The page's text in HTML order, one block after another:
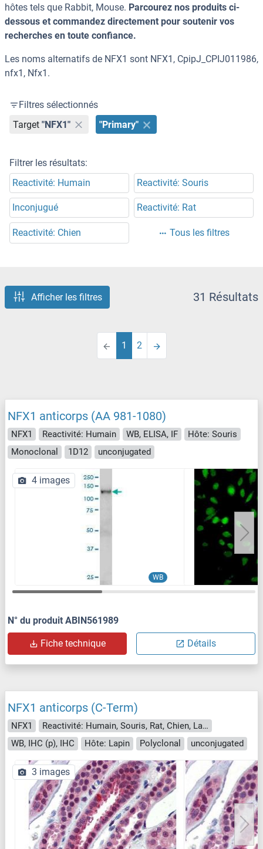
hôtes tels que Rabbit, Mouse. Parcourez nos produits ci-
dessous et commandez directement pour soutenir vos
recherches en toute confiance.
Les noms alternatifs de NFX1 sont NFX1, CpipJ_CPIJ011986,
nfx1, Nfx1.
Filtres sélectionnés
Target "NFX1" "Primary"
Filtrer les résultats:
Reactivité: Humain
Reactivité: Souris
Inconjugué Reactivité: Rat
Reactivité: Chien Tous les filtres
Afficher les filtres 31 Résultats
1 2
NFX1 anticorps (AA 981-1080)
NFX1 Reactivité: Humain WB, ELISA, IF
Hôte: Souris
Monoclonal
1D12 unconjugated
WB
4 images
N° du produit ABIN561989
Fiche technique Détails
NFX1 anticorps (C-Term)
NFX1
Reactivité: Humain, Souris, Rat, Chien, Lapin, Boeuf (Vache), Singe
WB, IHC (p), IHC
Hôte: Lapin Polyclonal unconjugated
3 images